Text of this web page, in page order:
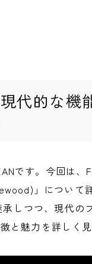
代的な機
です。今回は、
」について
しつつ、現代の
と魅力を詳しく見